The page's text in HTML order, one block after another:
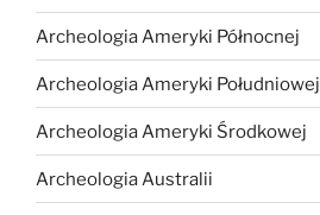
Archeologia Ameryki Północnej
Archeologia Ameryki Południowej
Archeologia Ameryki Środkowej
Archeologia Australii